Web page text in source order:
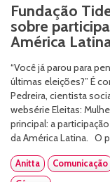
Fundação
sobre
América
“Você já parou para
últimas eleições?” É
Pedreira, cientista
websérie Eleitas:
principal: a
da América Latina. O
Anitta Comunicação